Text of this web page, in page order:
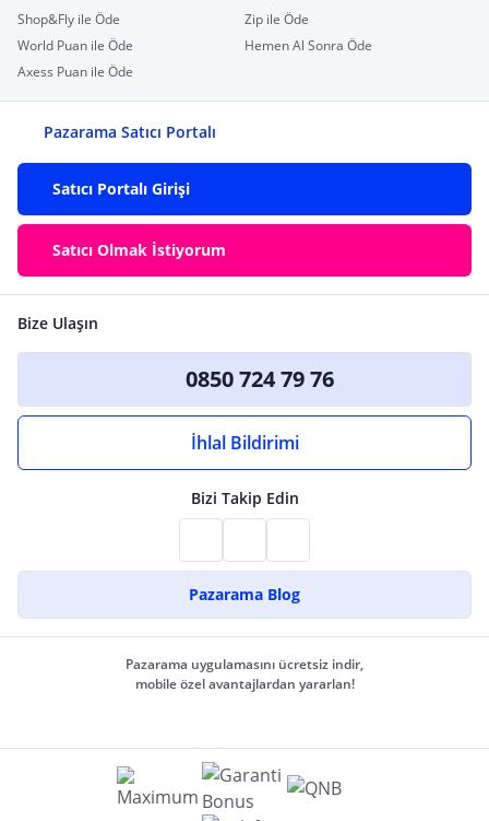
Shop&Fly ile Öde
Zip ile Öde
World Puan ile Öde
Hemen Al Sonra Öde
Axess Puan ile Öde
Pazarama Satıcı Portalı
Satıcı Portalı Girişi
Satıcı Olmak İstiyorum
Bize Ulaşın
0850 724 79 76
İhlal Bildirimi
Bizi Takip Edin
Pazarama Blog
Pazarama uygulamasını ücretsiz indir,
mobile özel avantajlardan yararlan!